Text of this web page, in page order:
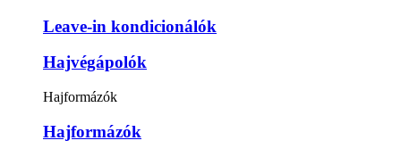
Leave-in kondicionálók
Hajvégápolók
Hajformázók
Hajformázók